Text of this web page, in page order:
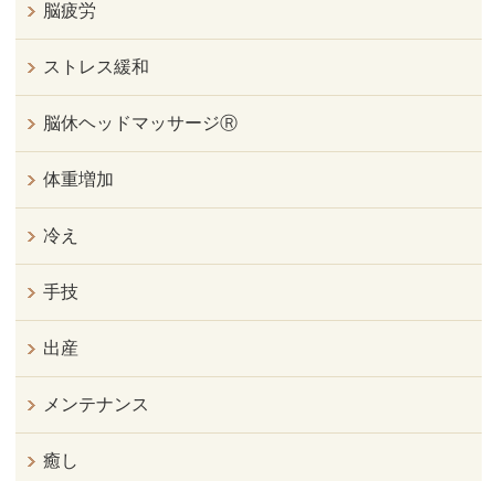
脳疲労
ストレス緩和
脳休ヘッドマッサージⓇ
体重増加
冷え
手技
出産
メンテナンス
癒し